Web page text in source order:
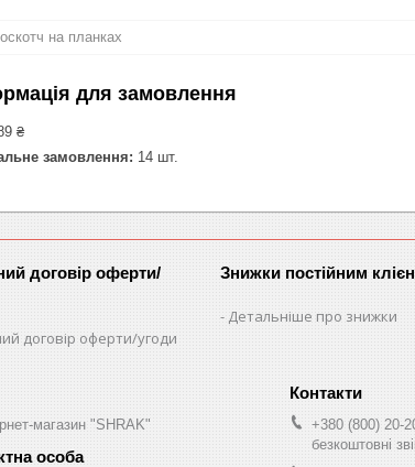
на планках
для замовлення
₴
замовлення: 14 шт.
договір оферти/
договір оферти/угоди
Знижки постійним
Детальніше про знижки
магазин "SHRAK"
+380 (800) 20-
безкоштовні